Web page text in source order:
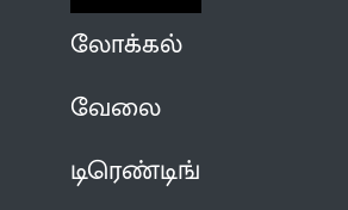
லோக்கல்
வேலை
டிரெண்டிங்